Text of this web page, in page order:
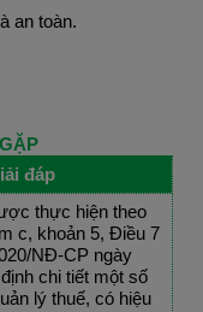
an toàn.
đáp
thực hiện theo
c, khoản 5, Điều 7
NĐ-CP ngày
chi tiết một số
lý thuế, có hiệu